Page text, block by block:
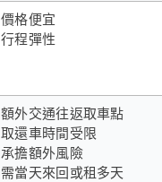
價格便宜
行程彈性
額外交通往返取車點
取還車時間受限
承擔額外風險
需當天來回或租多天